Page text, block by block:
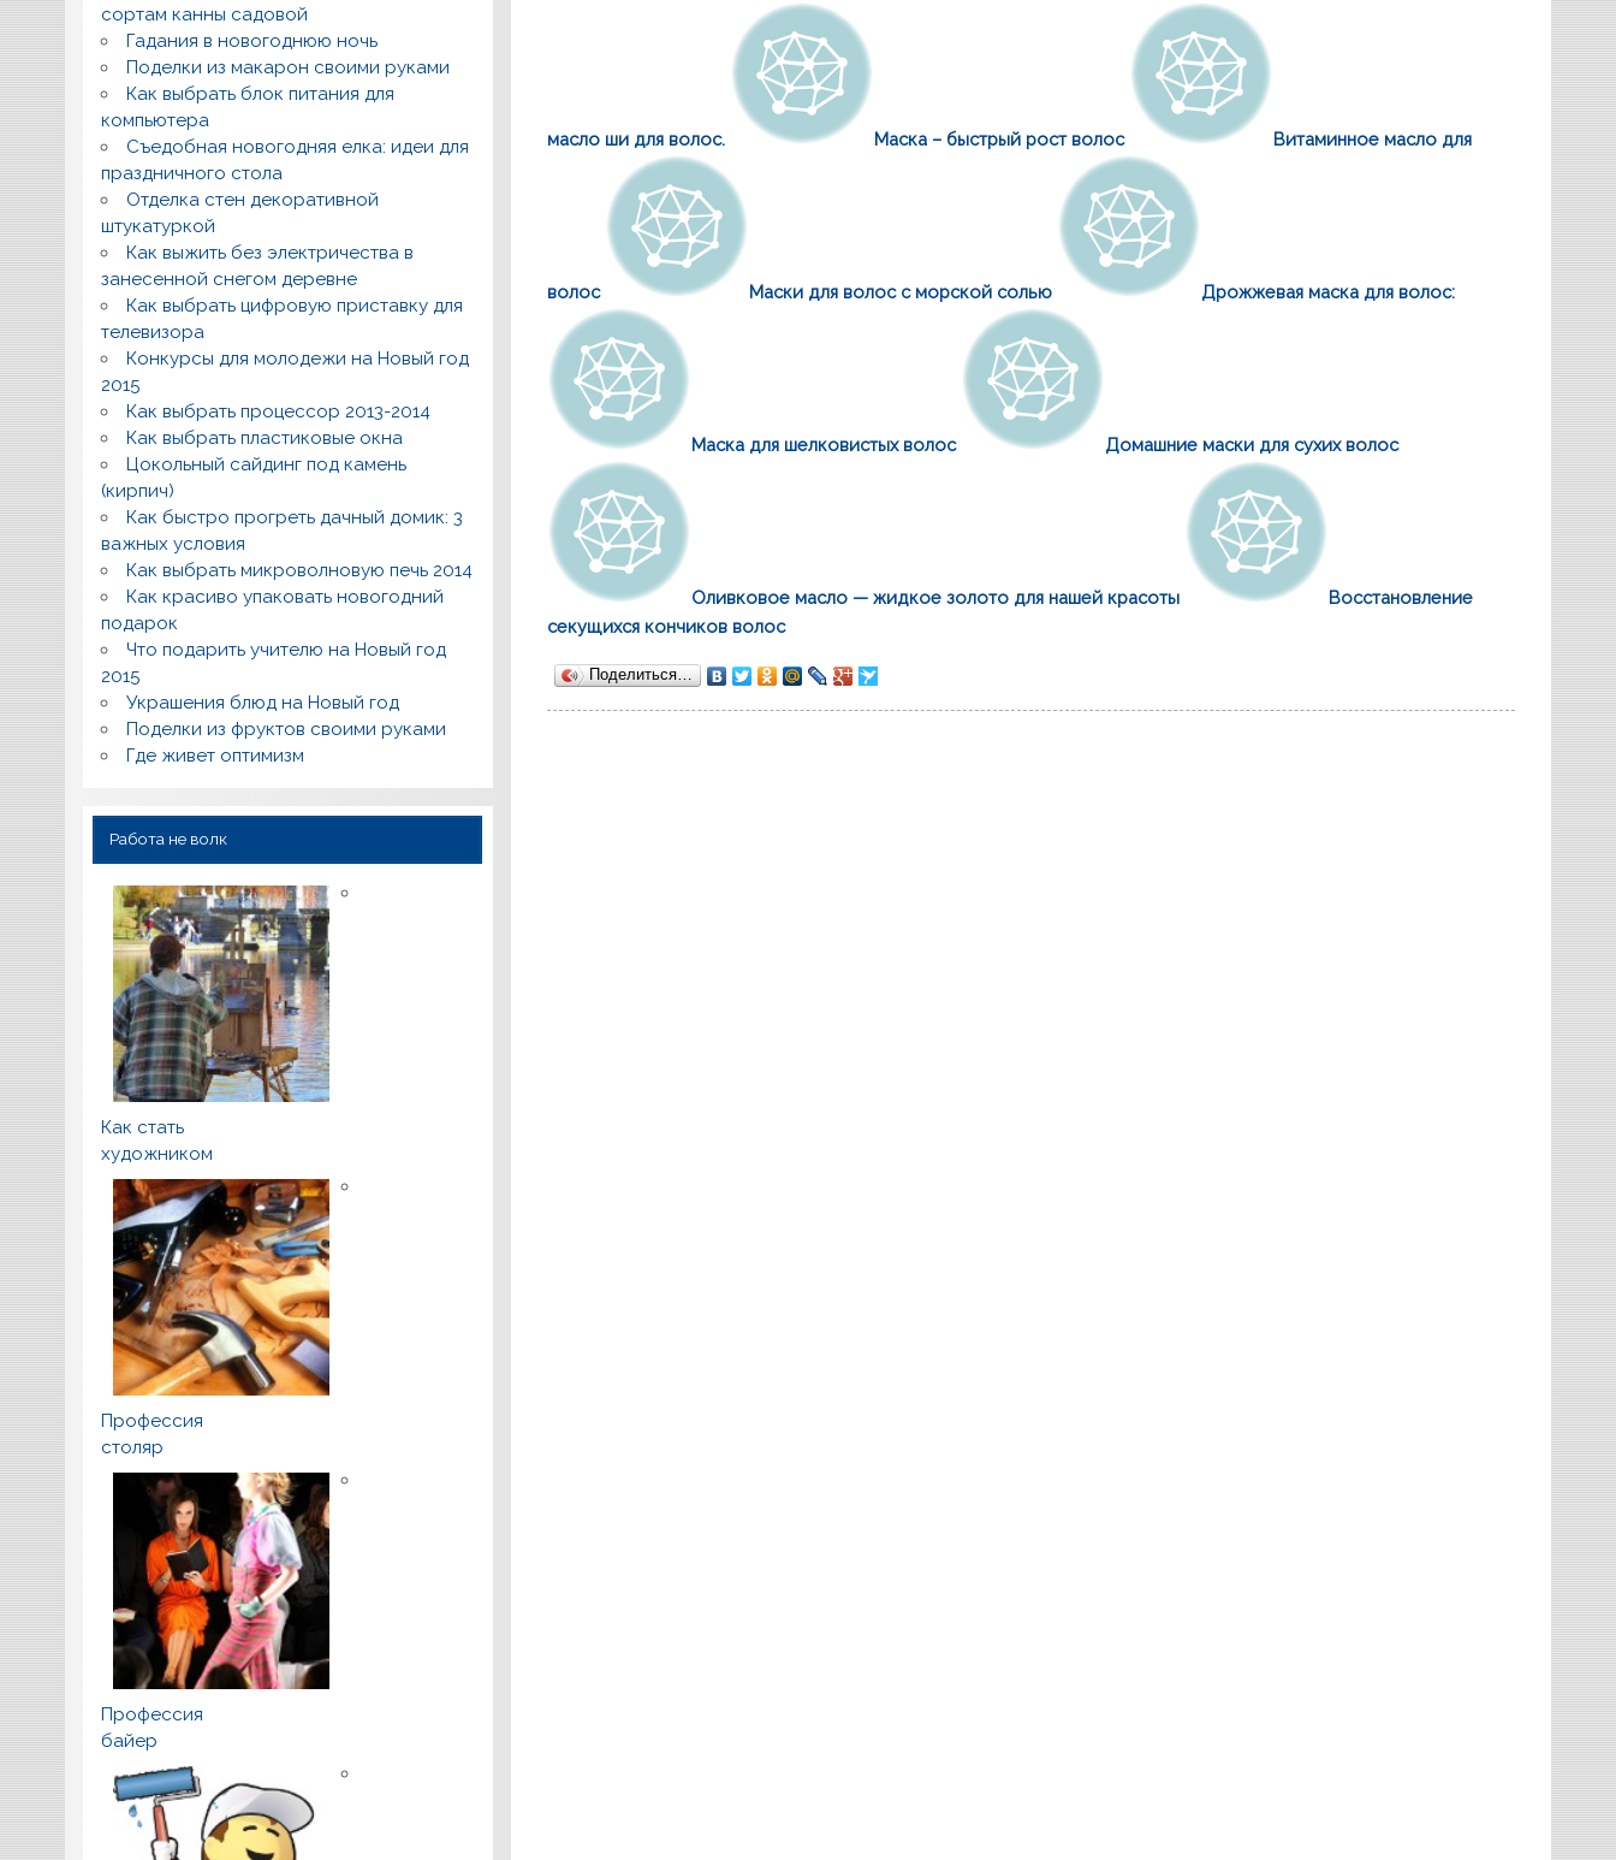
масло ши для волос. Маска – быстрый рост волос Витаминное масло для
волос Маски для волос с морской солью Дрожжевая маска для волос:
Маска для шелковистых волос Домашние маски для сухих волос
Оливковое масло — жидкое золото для нашей красоты
Восстановление
секущихся кончиков волос
Поделиться…
сортам канны садовой
Гадания в новогоднюю ночь
Поделки из макарон своими руками
Как выбрать блок питания для
компьютера
Съедобная новогодняя елка: идеи для
праздничного стола
Отделка стен декоративной
штукатуркой
Как выжить без электричества в
занесенной снегом деревне
Как выбрать цифровую приставку для
телевизора
Конкурсы для молодежи на Новый год
2015
Как выбрать процессор 2013-2014
Как выбрать пластиковые окна
Цокольный сайдинг под камень
(кирпич)
Как быстро прогреть дачный домик: 3
важных условия
Как выбрать микроволновую печь 2014
Как красиво упаковать новогодний
подарок
Что подарить учителю на Новый год
2015
Украшения блюд на Новый год
Поделки из фруктов своими руками
Где живет оптимизм
Работа не волк
Как стать
художником
Профессия
столяр
Профессия
байер